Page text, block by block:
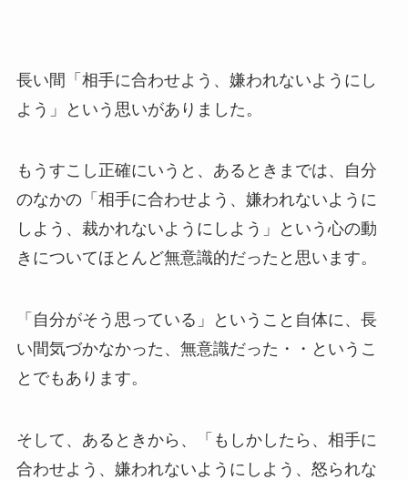
長い間「相手に合わせよう、嫌われないようにし
よう」という思いがありました。
もうすこし正確にいうと、あるときまでは、自分
のなかの「相手に合わせよう、嫌われないように
しよう、裁かれないようにしよう」という心の動
きについてほとんど無意識的だったと思います。
「自分がそう思っている」ということ自体に、長
い間気づかなかった、無意識だった・・というこ
とでもあります。
そして、あるときから、「もしかしたら、相手に
合わせよう、嫌われないようにしよう、怒られな